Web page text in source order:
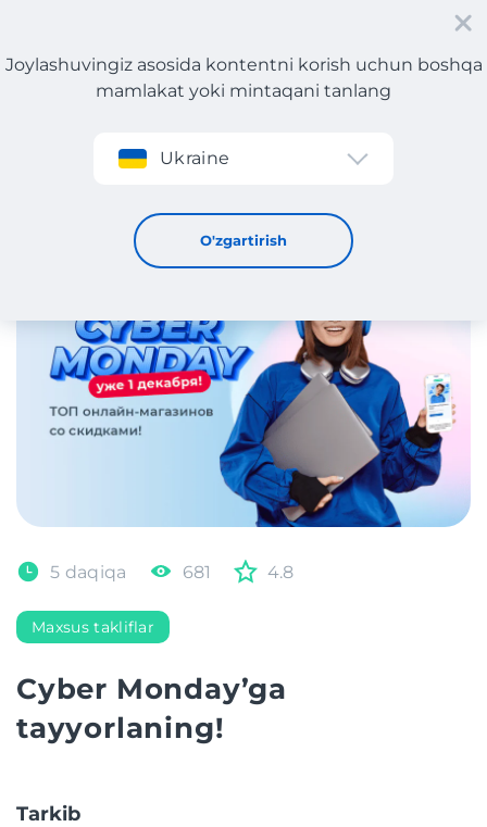
Roʻyxatdan oʻtish
Joylashuvingiz asosida kontentni korish uchun boshqa
mamlakat yoki mintaqani tanlang
Ukraine
O'zgartirish
Cyber Monday’ga tayyorlaning!
5 daqiqa 681 4.8
Maxsus takliflar
Cyber Monday’ga
tayyorlaning!
Tarkib